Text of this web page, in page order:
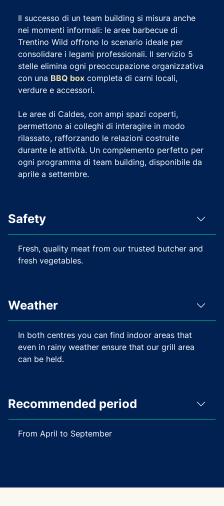
Il successo di un team building si misura anche
nei momenti informali: le aree barbecue di
Trentino Wild offrono lo scenario ideale per
consolidare i legami professionali. Il servizio 5
stelle elimina ogni preoccupazione organizzativa
con una BBQ box completa di carni locali,
verdure e accessori.
Le aree di Caldes, con ampi spazi coperti,
permettono ai colleghi di interagire in modo
rilassato, rafforzando le relazioni costruite
durante le attività. Un complemento perfetto per
ogni programma di team building, disponibile da
aprile a settembre.
Safety
Fresh, quality meat from our trusted butcher and
fresh vegetables.
Weather
In both centres you can find indoor areas that
even in rainy weather ensure that our grill area
can be held.
Recommended period
From April to September